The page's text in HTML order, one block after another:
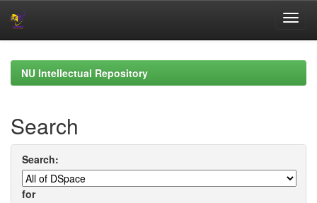
navigationNU Intellectual Repository
Search
Search:
for